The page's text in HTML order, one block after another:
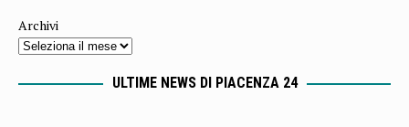
Archivi
ULTIME NEWS DI PIACENZA 24